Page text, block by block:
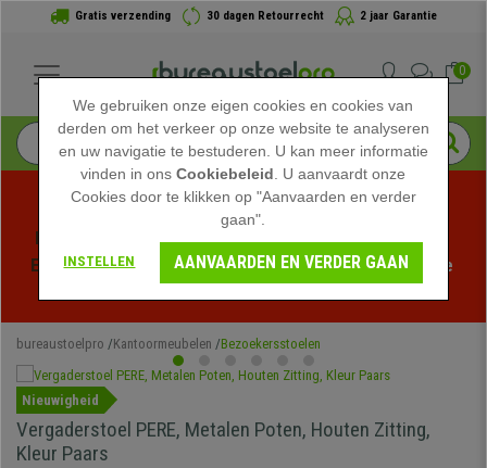
Gratis verzending 30 dagen Retourrecht 2 jaar Garantie
0
Profiteer van de Zomeruitverkoop bij bureaustoelpro!
Exclusieve kortingen voor een beperkte tijd - Bekijk de
bureaustoelpro Kantoormeubelen Bezoekersstoelen
Nieuwigheid
Vergaderstoel PERE, Metalen Poten, Houten Zitting,
Kleur Paars
We gebruiken onze eigen cookies en cookies van
derden om het verkeer op onze website te analyseren
en uw navigatie te bestuderen. U kan meer informatie
vinden in onsCookiebeleid . U aanvaardt onze
Cookies door te klikken op "Aanvaarden en verder
gaan".
INSTELLEN AANVAARDEN EN VERDER GAAN